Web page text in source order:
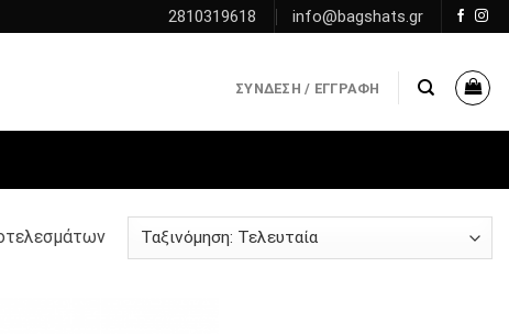
2810319618 info@bagshats.gr
ΣΎΝΔΕΣΗ / ΕΓΓΡΑΦΉ